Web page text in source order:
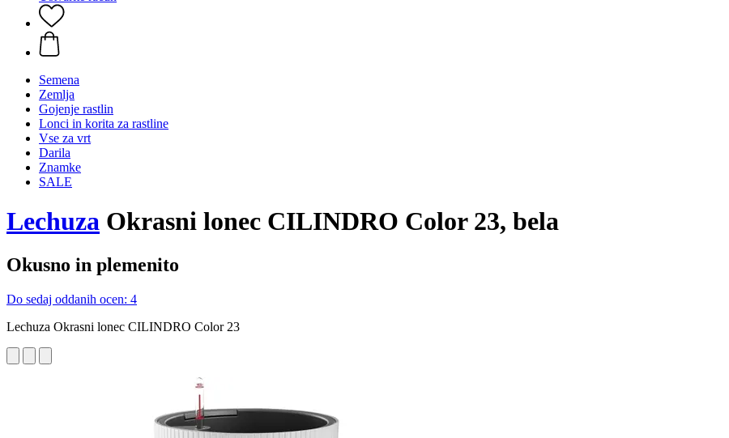
Semena
Zemlja
Gojenje rastlin
Lonci in korita za rastline
Vse za vrt
Darila
Znamke
SALE
Lechuza Okrasni lonec CILINDRO Color 23, bela
Okusno in plemenito
Do sedaj oddanih ocen: 4
Lechuza Okrasni lonec CILINDRO Color 23